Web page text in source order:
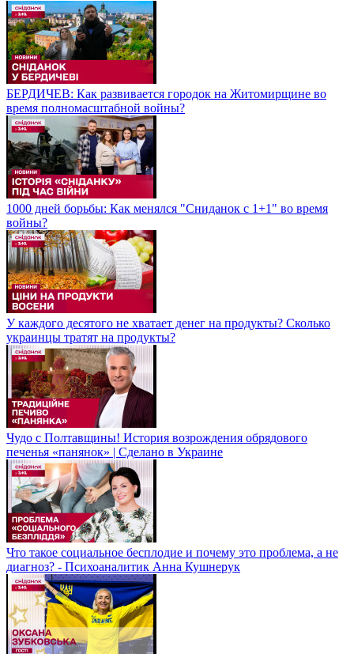
БЕРДИЧЕВ: Как развивается городок на Житомирщине во
время полномасштабной войны?
1000 дней борьбы: Как менялся "Сниданок с 1+1" во время
войны?
У каждого десятого не хватает денег на продукты? Сколько
украинцы тратят на продукты?
Чудо с Полтавщины! История возрождения обрядового
печенья «панянок» | Сделано в Украине
Что такое социальное бесплодие и почему это проблема, а не
диагноз? - Психоаналитик Анна Кушнерук